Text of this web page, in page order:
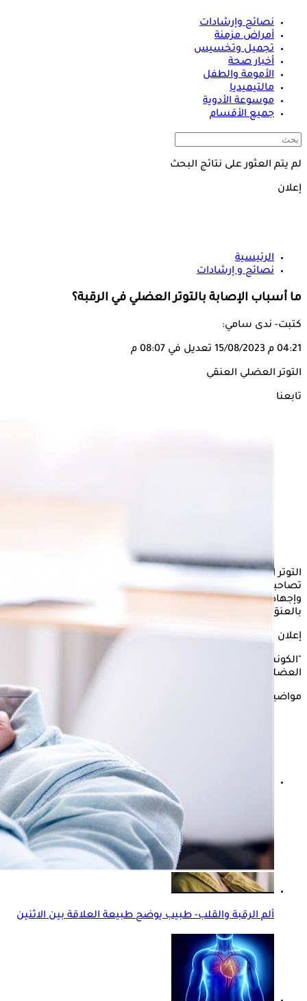
نصائح وإرشادات
أمراض مزمنة
تجميل وتخسيس
أخبار صحة
الأمومة والطفل
مالتيميديا
موسوعة الأدوية
جميع الأقسام
لم يتم العثور على نتائج البحث
إعلان
الرئيسية
نصائح و إرشادات
ما أسباب الإصابة بالتوتر العضلي في الرقبة؟
كتبت- ندى سامي:
04:21 م 15/08/2023 تعديل في 08:07 م
التوتر العضلي العنقي
تابعنا على
التوتر العضلي العنقي هو تقلصات لا إرادية لعضلات الرقبة، عادة ما
تصاحبها أعراض أخرى مثل الألم والتيبس. تعد التواءات الرقبة
وإجهادها أكثر الأسباب شيوعًا، ولكن قد يحدث التوتر العضلي
بالعنق نتيجة اتباع عادات غير صحية.
إعلان
"الكونسلتو" يستعرض في التقرير التالي أسباب الإصابة بالتوتر
العضلي العنقي، وفقًا لـ "Cleveland clinic".
مواضيع ذات صلة
علاقة ألم الرقبة بـ الغدة الدرقية- تعرف على الرابط بينهما
ألم الرقبة والقلب- طبيب يوضح طبيعة العلاقة بين الاثنين